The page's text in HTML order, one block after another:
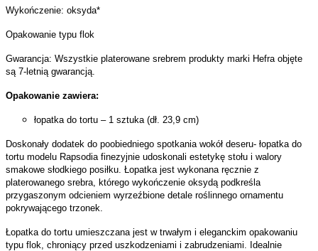
Wykończenie: oksyda*
Opakowanie typu flok
Gwarancja: Wszystkie platerowane srebrem produkty marki Hefra objęte
są 7-letnią gwarancją.
Opakowanie zawiera:
łopatka do tortu – 1 sztuka (dł. 23,9 cm)
Doskonały dodatek do poobiedniego spotkania wokół deseru- łopatka do
tortu modelu Rapsodia finezyjnie udoskonali estetykę stołu i walory
smakowe słodkiego posiłku. Łopatka jest wykonana ręcznie z
platerowanego srebra, którego wykończenie oksydą podkreśla
przygaszonym odcieniem wyrzeźbione detale roślinnego ornamentu
pokrywającego trzonek.
Łopatka do tortu umieszczana jest w trwałym i eleganckim opakowaniu
typu flok, chroniący przed uszkodzeniami i zabrudzeniami. Idealnie